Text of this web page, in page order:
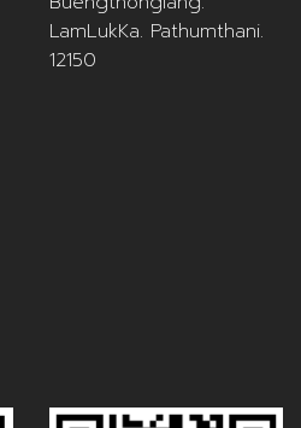
LamLukKa. Pathumthani.
12150